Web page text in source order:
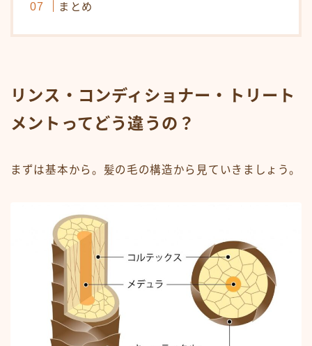
まとめ
リンス・コンディショナー・トリート
メントってどう違うの？
まずは基本から。髪の毛の構造から見ていきましょう。